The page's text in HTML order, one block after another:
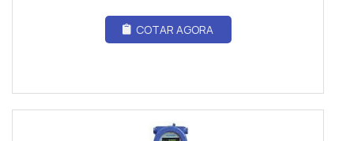
COTAR AGORA